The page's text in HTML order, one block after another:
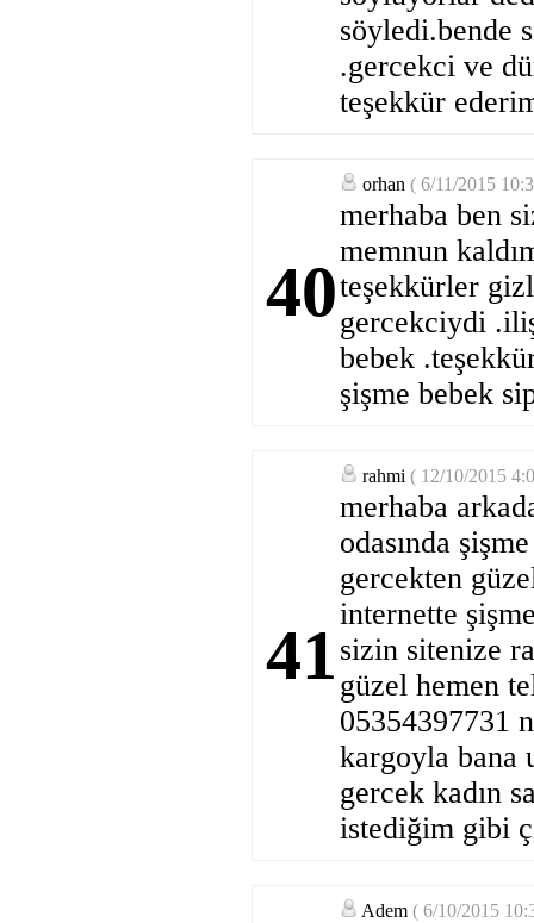
söyledi.bende
.gercekci ve
teşekkür
40
orhan ( 6/11/2015
merhaba ben
memnun
teşekkürler
gercekciydi
bebek
şişme bebek
41
rahmi ( 12/10/2015
merhaba
odasında
gercekten
internette
sizin sitenize
güzel hemen
05354397731
kargoyla bana
gercek kadın
istediğim gibi
Adem ( 6/10/2015